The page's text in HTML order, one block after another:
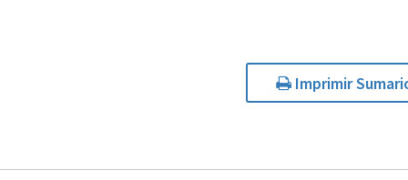
Imprimir